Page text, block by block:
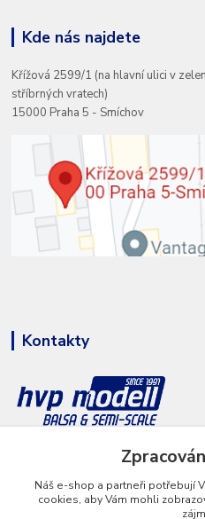
Kde nás najdete
Křížová 2599/1 (na hlavní ulici v
stříbrných vratech)
15000 Praha 5 - Smíchov
Kontakty
+420 777 286 674
info@hvp-modell.cz
Náš e-shop a partneři potřebují
cookies, aby Vám mohli